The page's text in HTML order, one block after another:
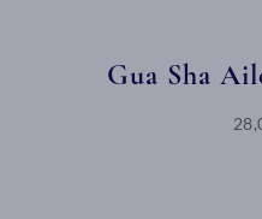
Gua Sha